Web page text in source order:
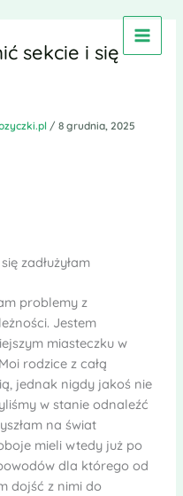
sekcie i się
/ 8 grudnia, 2025
zadłużyłam
problemy z
Jestem
miasteczku w
rodzice z całą
jednak nigdy jakoś nie
w stanie odnaleźć
na świat
mieli wtedy już po
dla którego od
dojść z nimi do